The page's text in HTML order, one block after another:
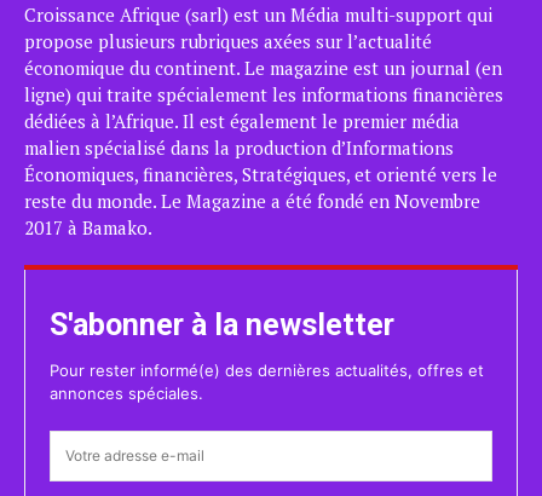
Croissance Afrique (sarl) est un Média multi-support qui
propose plusieurs rubriques axées sur l’actualité
économique du continent. Le magazine est un journal (en
ligne) qui traite spécialement les informations financières
dédiées à l’Afrique. Il est également le premier média
malien spécialisé dans la production d’Informations
Économiques, financières, Stratégiques, et orienté vers le
reste du monde. Le Magazine a été fondé en Novembre
2017 à Bamako.
S'abonner à la newsletter
Pour rester informé(e) des dernières actualités, offres et
annonces spéciales.